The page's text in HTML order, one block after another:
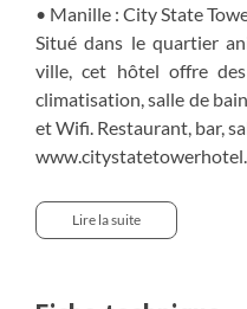
• Manille : City State
Situé dans le quartier
ville, cet hôtel offre
climatisation, salle de
et Wifi. Restaurant, bar,
• Banaue : Banaue Grand
Entouré par les
avec salles de bain
Lire la suite